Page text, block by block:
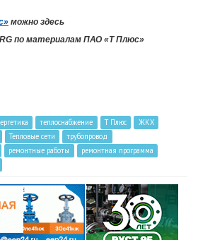
можно здесь
по материалам ПАО «Т Плюс»
теплоснабжение Т Плюс
ЖКХ
Тепловые сети
трубопровод
ремонтные работы
ремонтная программа